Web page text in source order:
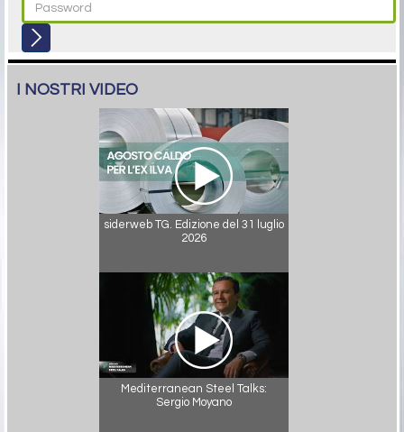
I NOSTRI VIDEO
siderweb TG. Edizione del 31 luglio
2026
Mediterranean Steel Talks:
Sergio Moyano